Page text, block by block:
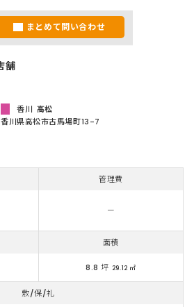
まとめて問い合わせ
舗
香川 高松
香川県高松市古馬場町13-7
管理費
ー
面積
8.8 坪 29.12 ㎡
敷/保/礼